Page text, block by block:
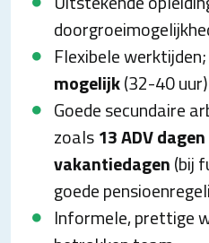
Flexibele werktijden;
mogelijk(32-40 uur)
Goede secundaire
zoals13 ADV dagen
vakantiedagen(bij
goede
Informele, prettige